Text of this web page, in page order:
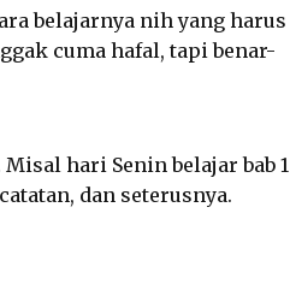
belajarnya nih yang harus
cuma hafal, tapi benar-
hari Senin belajar bab 1
dan seterusnya.